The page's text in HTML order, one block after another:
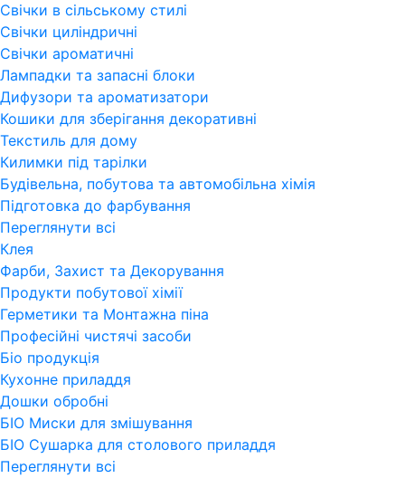
Свічки в сільському стилі
Свічки циліндричні
Свічки ароматичні
Лампадки та запасні блоки
Дифузори та ароматизатори
Кошики для зберігання декоративні
Текстиль для дому
Килимки під тарілки
Будівельна, побутова та автомобільна хімія
Підготовка до фарбування
Переглянути всi
Клея
Фарби, Захист та Декорування
Продукти побутової хімії
Герметики та Монтажна піна
Професійні чистячі засоби
Бiо продукція
Кухонне приладдя
Дошки обробні
БІО Миски для змішування
БІО Сушарка для столового приладдя
Переглянути всi